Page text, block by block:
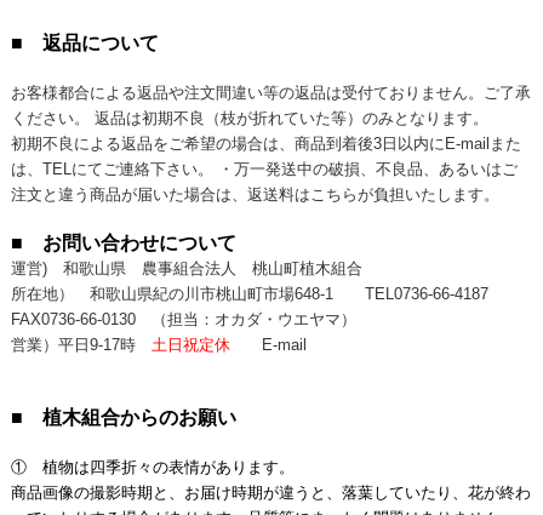
■ 返品について
お客様都合による返品や注文間違い等の返品は受付ておりません。ご了承
ください。 返品は初期不良（枝が折れていた等）のみとなります。
初期不良による返品をご希望の場合は、商品到着後3日以内にE-mailまた
は、TELにてご連絡下さい。 ・万一発送中の破損、不良品、あるいはご
注文と違う商品が届いた場合は、返送料はこちらが負担いたします。
■ お問い合わせについて
運営) 和歌山県 農事組合法人 桃山町植木組合
所在地） 和歌山県紀の川市桃山町市場648-1 TEL0736-66-4187
FAX0736-66-0130（担当：オカダ・ウエヤマ）
営業）平日9-17時 土日祝定休 E-mail
■ 植木組合からのお願い
① 植物は四季折々の表情があります。
商品画像の撮影時期と、お届け時期が違うと、落葉していたり、花が終わ